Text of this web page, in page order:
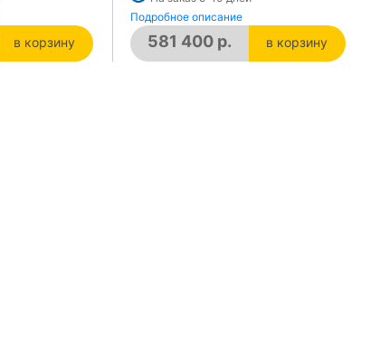
в корзину
Подробное описание
581 400 р. в корзину